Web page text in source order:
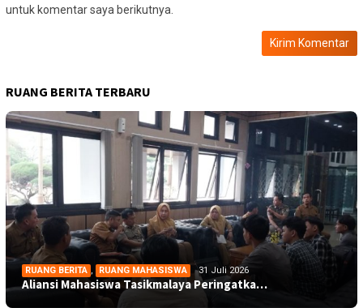
untuk komentar saya berikutnya.
RUANG BERITA TERBARU
RUANG BERITA , RUANG MAHASISWA 31 Juli 2026
Aliansi Mahasiswa Tasikmalaya Peringatka…